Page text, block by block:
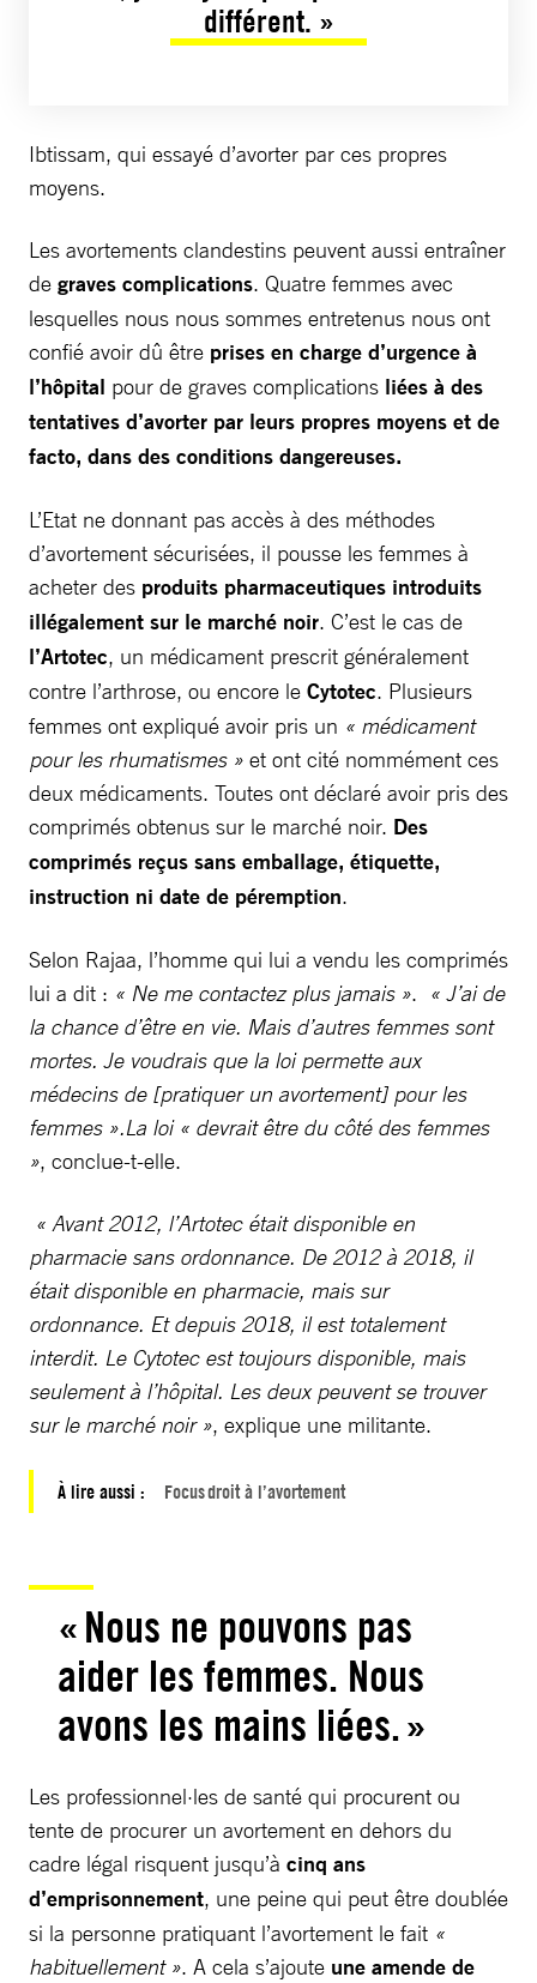
différent. »
Ibtissam, qui essayé d’avorter par ces propres
moyens.
Les avortements clandestins peuvent aussi entraîner
de graves complications. Quatre femmes avec
lesquelles nous nous sommes entretenus nous ont
confié avoir dû être prises en charge d’urgence à
l’hôpital pour de graves complications liées à des
tentatives d’avorter par leurs propres moyens et de
facto, dans des conditions dangereuses.
L’Etat ne donnant pas accès à des méthodes
d’avortement sécurisées, il pousse les femmes à
acheter des produits pharmaceutiques introduits
illégalement sur le marché noir. C’est le cas de
l’Artotec, un médicament prescrit généralement
contre l’arthrose, ou encore le Cytotec. Plusieurs
femmes ont expliqué avoir pris un « médicament
pour les rhumatismes » et ont cité nommément ces
deux médicaments. Toutes ont déclaré avoir pris des
comprimés obtenus sur le marché noir. Des
comprimés reçus sans emballage, étiquette,
instruction ni date de péremption.
Selon Rajaa, l’homme qui lui a vendu les comprimés
lui a dit : « Ne me contactez plus jamais ». « J’ai de
la chance d’être en vie. Mais d’autres femmes sont
mortes. Je voudrais que la loi permette aux
médecins de [pratiquer un avortement] pour les
femmes ».La loi « devrait être du côté des femmes
», conclue-t-elle.
« Avant 2012, l’Artotec était disponible en
pharmacie sans ordonnance. De 2012 à 2018, il
était disponible en pharmacie, mais sur
ordonnance. Et depuis 2018, il est totalement
interdit. Le Cytotec est toujours disponible, mais
seulement à l’hôpital. Les deux peuvent se trouver
sur le marché noir », explique une militante.
À lire aussi : Focus droit à l’avortement
« Nous ne pouvons pas
aider les femmes. Nous
avons les mains liées. »
Les professionnel·les de santé qui procurent ou
tente de procurer un avortement en dehors du
cadre légal risquent jusqu’à cinq ans
d’emprisonnement, une peine qui peut être doublée
si la personne pratiquant l’avortement le fait «
habituellement ». A cela s’ajoute une amende de